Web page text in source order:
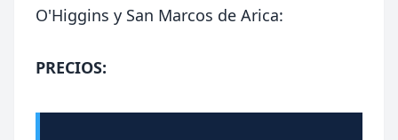
O'Higgins y San Marcos de Arica:
PRECIOS: